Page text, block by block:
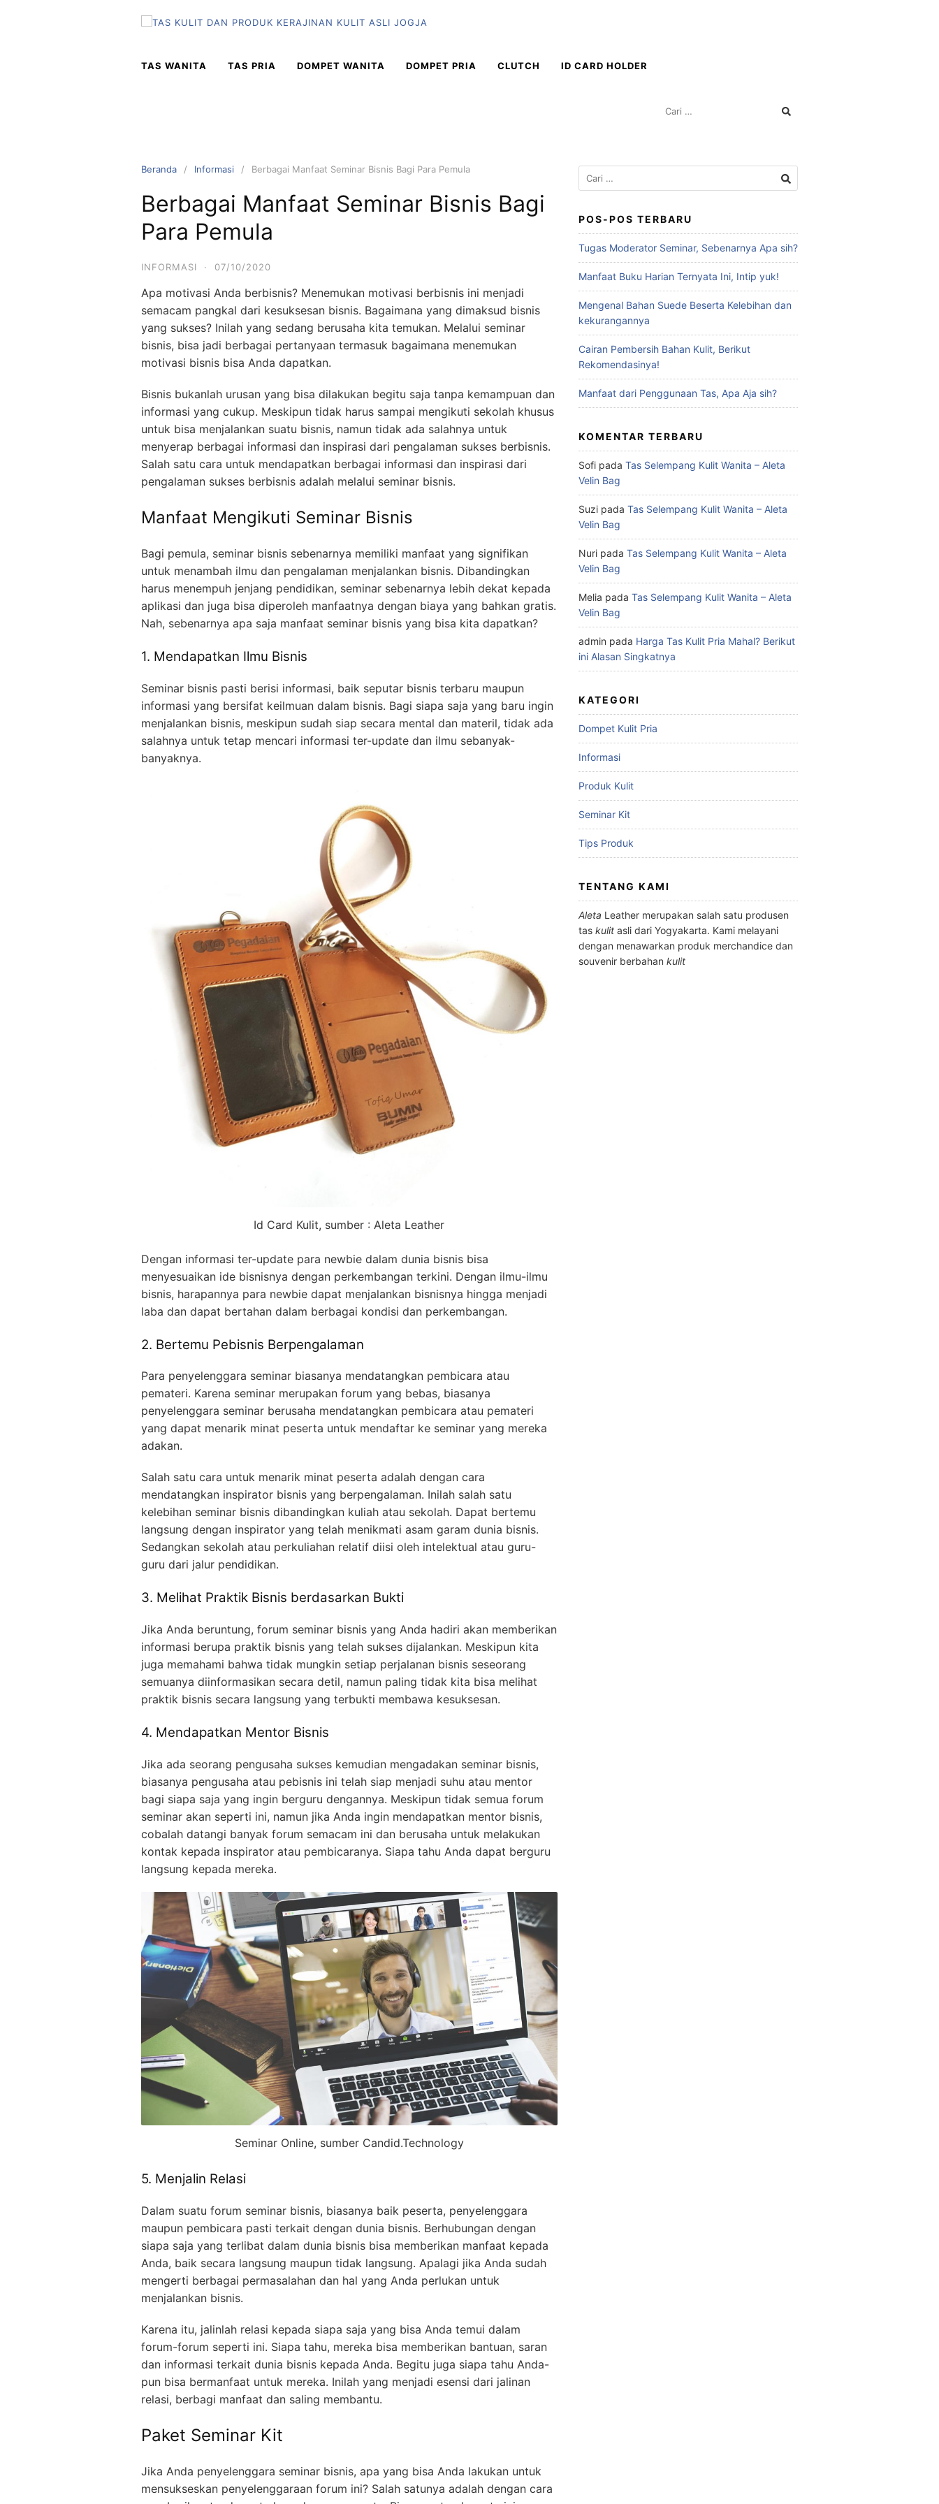
TAS WANITA TAS PRIA DOMPET WANITA DOMPET PRIA CLUTCH ID CARD HOLDER
Beranda Informasi Berbagai Manfaat Seminar Bisnis Bagi Para Pemula
Berbagai Manfaat Seminar Bisnis Bagi
Para Pemula
INFORMASI · 07/10/2020
Apa motivasi Anda berbisnis? Menemukan motivasi berbisnis ini menjadi
semacam pangkal dari kesuksesan bisnis. Bagaimana yang dimaksud bisnis
yang sukses? Inilah yang sedang berusaha kita temukan. Melalui seminar
bisnis, bisa jadi berbagai pertanyaan termasuk bagaimana menemukan
motivasi bisnis bisa Anda dapatkan.
Bisnis bukanlah urusan yang bisa dilakukan begitu saja tanpa kemampuan dan
informasi yang cukup. Meskipun tidak harus sampai mengikuti sekolah khusus
untuk bisa menjalankan suatu bisnis, namun tidak ada salahnya untuk
menyerap berbagai informasi dan inspirasi dari pengalaman sukses berbisnis.
Salah satu cara untuk mendapatkan berbagai informasi dan inspirasi dari
pengalaman sukses berbisnis adalah melalui seminar bisnis.
Manfaat Mengikuti Seminar Bisnis
Bagi pemula, seminar bisnis sebenarnya memiliki manfaat yang signifikan
untuk menambah ilmu dan pengalaman menjalankan bisnis. Dibandingkan
harus menempuh jenjang pendidikan, seminar sebenarnya lebih dekat kepada
aplikasi dan juga bisa diperoleh manfaatnya dengan biaya yang bahkan gratis.
Nah, sebenarnya apa saja manfaat seminar bisnis yang bisa kita dapatkan?
1. Mendapatkan Ilmu Bisnis
Seminar bisnis pasti berisi informasi, baik seputar bisnis terbaru maupun
informasi yang bersifat keilmuan dalam bisnis. Bagi siapa saja yang baru ingin
menjalankan bisnis, meskipun sudah siap secara mental dan materil, tidak ada
salahnya untuk tetap mencari informasi ter-update dan ilmu sebanyak-
banyaknya.
Id Card Kulit, sumber : Aleta Leather
Dengan informasi ter-update para newbie dalam dunia bisnis bisa
menyesuaikan ide bisnisnya dengan perkembangan terkini. Dengan ilmu-ilmu
bisnis, harapannya para newbie dapat menjalankan bisnisnya hingga menjadi
laba dan dapat bertahan dalam berbagai kondisi dan perkembangan.
2. Bertemu Pebisnis Berpengalaman
Para penyelenggara seminar biasanya mendatangkan pembicara atau
pemateri. Karena seminar merupakan forum yang bebas, biasanya
penyelenggara seminar berusaha mendatangkan pembicara atau pemateri
yang dapat menarik minat peserta untuk mendaftar ke seminar yang mereka
adakan.
Salah satu cara untuk menarik minat peserta adalah dengan cara
mendatangkan inspirator bisnis yang berpengalaman. Inilah salah satu
kelebihan seminar bisnis dibandingkan kuliah atau sekolah. Dapat bertemu
langsung dengan inspirator yang telah menikmati asam garam dunia bisnis.
Sedangkan sekolah atau perkuliahan relatif diisi oleh intelektual atau guru-
guru dari jalur pendidikan.
3. Melihat Praktik Bisnis berdasarkan Bukti
Jika Anda beruntung, forum seminar bisnis yang Anda hadiri akan memberikan
informasi berupa praktik bisnis yang telah sukses dijalankan. Meskipun kita
juga memahami bahwa tidak mungkin setiap perjalanan bisnis seseorang
semuanya diinformasikan secara detil, namun paling tidak kita bisa melihat
praktik bisnis secara langsung yang terbukti membawa kesuksesan.
4. Mendapatkan Mentor Bisnis
Jika ada seorang pengusaha sukses kemudian mengadakan seminar bisnis,
biasanya pengusaha atau pebisnis ini telah siap menjadi suhu atau mentor
bagi siapa saja yang ingin berguru dengannya. Meskipun tidak semua forum
seminar akan seperti ini, namun jika Anda ingin mendapatkan mentor bisnis,
cobalah datangi banyak forum semacam ini dan berusaha untuk melakukan
kontak kepada inspirator atau pembicaranya. Siapa tahu Anda dapat berguru
langsung kepada mereka.
Seminar Online, sumber Candid.Technology
5. Menjalin Relasi
Dalam suatu forum seminar bisnis, biasanya baik peserta, penyelenggara
maupun pembicara pasti terkait dengan dunia bisnis. Berhubungan dengan
siapa saja yang terlibat dalam dunia bisnis bisa memberikan manfaat kepada
Anda, baik secara langsung maupun tidak langsung. Apalagi jika Anda sudah
mengerti berbagai permasalahan dan hal yang Anda perlukan untuk
menjalankan bisnis.
Karena itu, jalinlah relasi kepada siapa saja yang bisa Anda temui dalam
forum-forum seperti ini. Siapa tahu, mereka bisa memberikan bantuan, saran
dan informasi terkait dunia bisnis kepada Anda. Begitu juga siapa tahu Anda-
pun bisa bermanfaat untuk mereka. Inilah yang menjadi esensi dari jalinan
relasi, berbagi manfaat dan saling membantu.
Paket Seminar Kit
Jika Anda penyelenggara seminar bisnis, apa yang bisa Anda lakukan untuk
mensukseskan penyelenggaraan forum ini? Salah satunya adalah dengan cara
POS-POS TERBARU
Tugas Moderator Seminar, Sebenarnya Apa sih?
Manfaat Buku Harian Ternyata Ini, Intip yuk!
Mengenal Bahan Suede Beserta Kelebihan dan
kekurangannya
Cairan Pembersih Bahan Kulit, Berikut
Rekomendasinya!
Manfaat dari Penggunaan Tas, Apa Aja sih?
KOMENTAR TERBARU
Sofipada Tas Selempang Kulit Wanita – Aleta
Velin Bag
Suzipada Tas Selempang Kulit Wanita – Aleta
Velin Bag
Nuripada Tas Selempang Kulit Wanita – Aleta
Velin Bag
Melia pada Tas Selempang Kulit Wanita – Aleta
Velin Bag
admin pada Harga Tas Kulit Pria Mahal? Berikut
ini Alasan Singkatnya
KATEGORI
Dompet Kulit Pria
Informasi
Produk Kulit
Seminar Kit
Tips Produk
TENTANG KAMI
Aleta Leather merupakan salah satu produsen
tas kulitasli dari Yogyakarta. Kami melayani
dengan menawarkan produk merchandice dan
souvenir berbahan kulit